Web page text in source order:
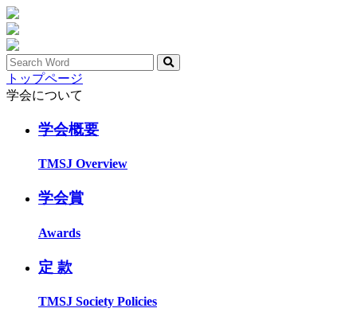
トップページ
学会について
学会概要
TMSJ Overview
学会賞
Awards
定 款
TMSJ Society Policies